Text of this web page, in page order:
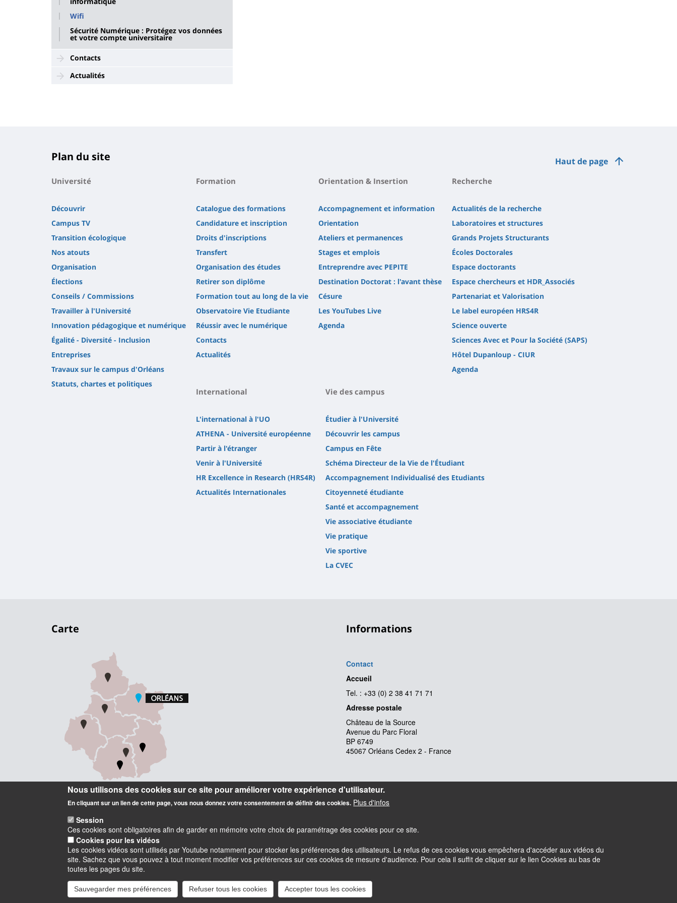
Wifi
Sécurité Numérique : Protégez vos données
et votre compte universitaire
Contacts
Actualités
Haut de page
Plan du site
Université
Découvrir
Campus TV
Transition écologique
Nos atouts
Organisation
Élections
Conseils / Commissions
Travailler à l'Université
Innovation pédagogique et numérique
Égalité - Diversité - Inclusion
Entreprises
Travaux sur le campus d'Orléans
Statuts, chartes et politiques
Formation
Catalogue des formations
Candidature et inscription
Droits d'inscriptions
Transfert
Organisation des études
Retirer son diplôme
Formation tout au long de la vie
Observatoire Vie Etudiante
Réussir avec le numérique
Contacts
Actualités
Orientation & Insertion
Accompagnement et information
Orientation
Ateliers et permanences
Stages et emplois
Entreprendre avec PEPITE
Destination Doctorat : l'avant thèse
Césure
Les YouTubes Live
Agenda
Recherche
Actualités de la recherche
Laboratoires et structures
Grands Projets Structurants
Écoles Doctorales
Espace doctorants
Espace chercheurs et HDR_Associés
Partenariat et Valorisation
Le label européen HRS4R
Science ouverte
Sciences Avec et Pour la Société (SAPS)
Hôtel Dupanloup - CIUR
Agenda
International
L'international à l'UO
ATHENA - Université européenne
Partir à l'étranger
Venir à l'Université
HR Excellence in Research (HRS4R)
Actualités Internationales
Vie des campus
Étudier à l'Université
Découvrir les campus
Campus en Fête
Schéma Directeur de la Vie de l'Étudiant
Accompagnement Individualisé des Etudiants
Citoyenneté étudiante
Santé et accompagnement
Vie associative étudiante
Vie pratique
Vie sportive
La CVEC
Carte Informations
Contact
Accueil
Tel. : +33 (0) 2 38 41 71 71
Adresse postale
Château de la Source
Avenue du Parc Floral
BP 6749
45067 Orléans Cedex 2 - France
InstagramLinkedInYoutubeTikTokFacebookBluesky Accessibilité : partiellement conforme Cookies
Intranet
Nous utilisons des cookies sur ce site pour améliorer votre expérience d'utilisateur.
En cliquant sur un lien de cette page, vous nous donnez votre consentement de définir des cookies. Plus d'infos
Session
Ces cookies sont obligatoires afin de garder en mémoire votre choix de paramétrage des cookies pour ce site.
Cookies pour les vidéos
Les cookies vidéos sont utilisés par Youtube notamment pour stocker les préférences des utilisateurs. Le refus de ces cookies vous empêchera d'accéder aux vidéos du
site. Sachez que vous pouvez à tout moment modifier vos préférences sur ces cookies de mesure d'audience. Pour cela il suffit de cliquer sur le lien Cookies au bas de
toutes les pages du site.
Sauvegarder mes préférences Refuser tous les cookies Accepter tous les cookies